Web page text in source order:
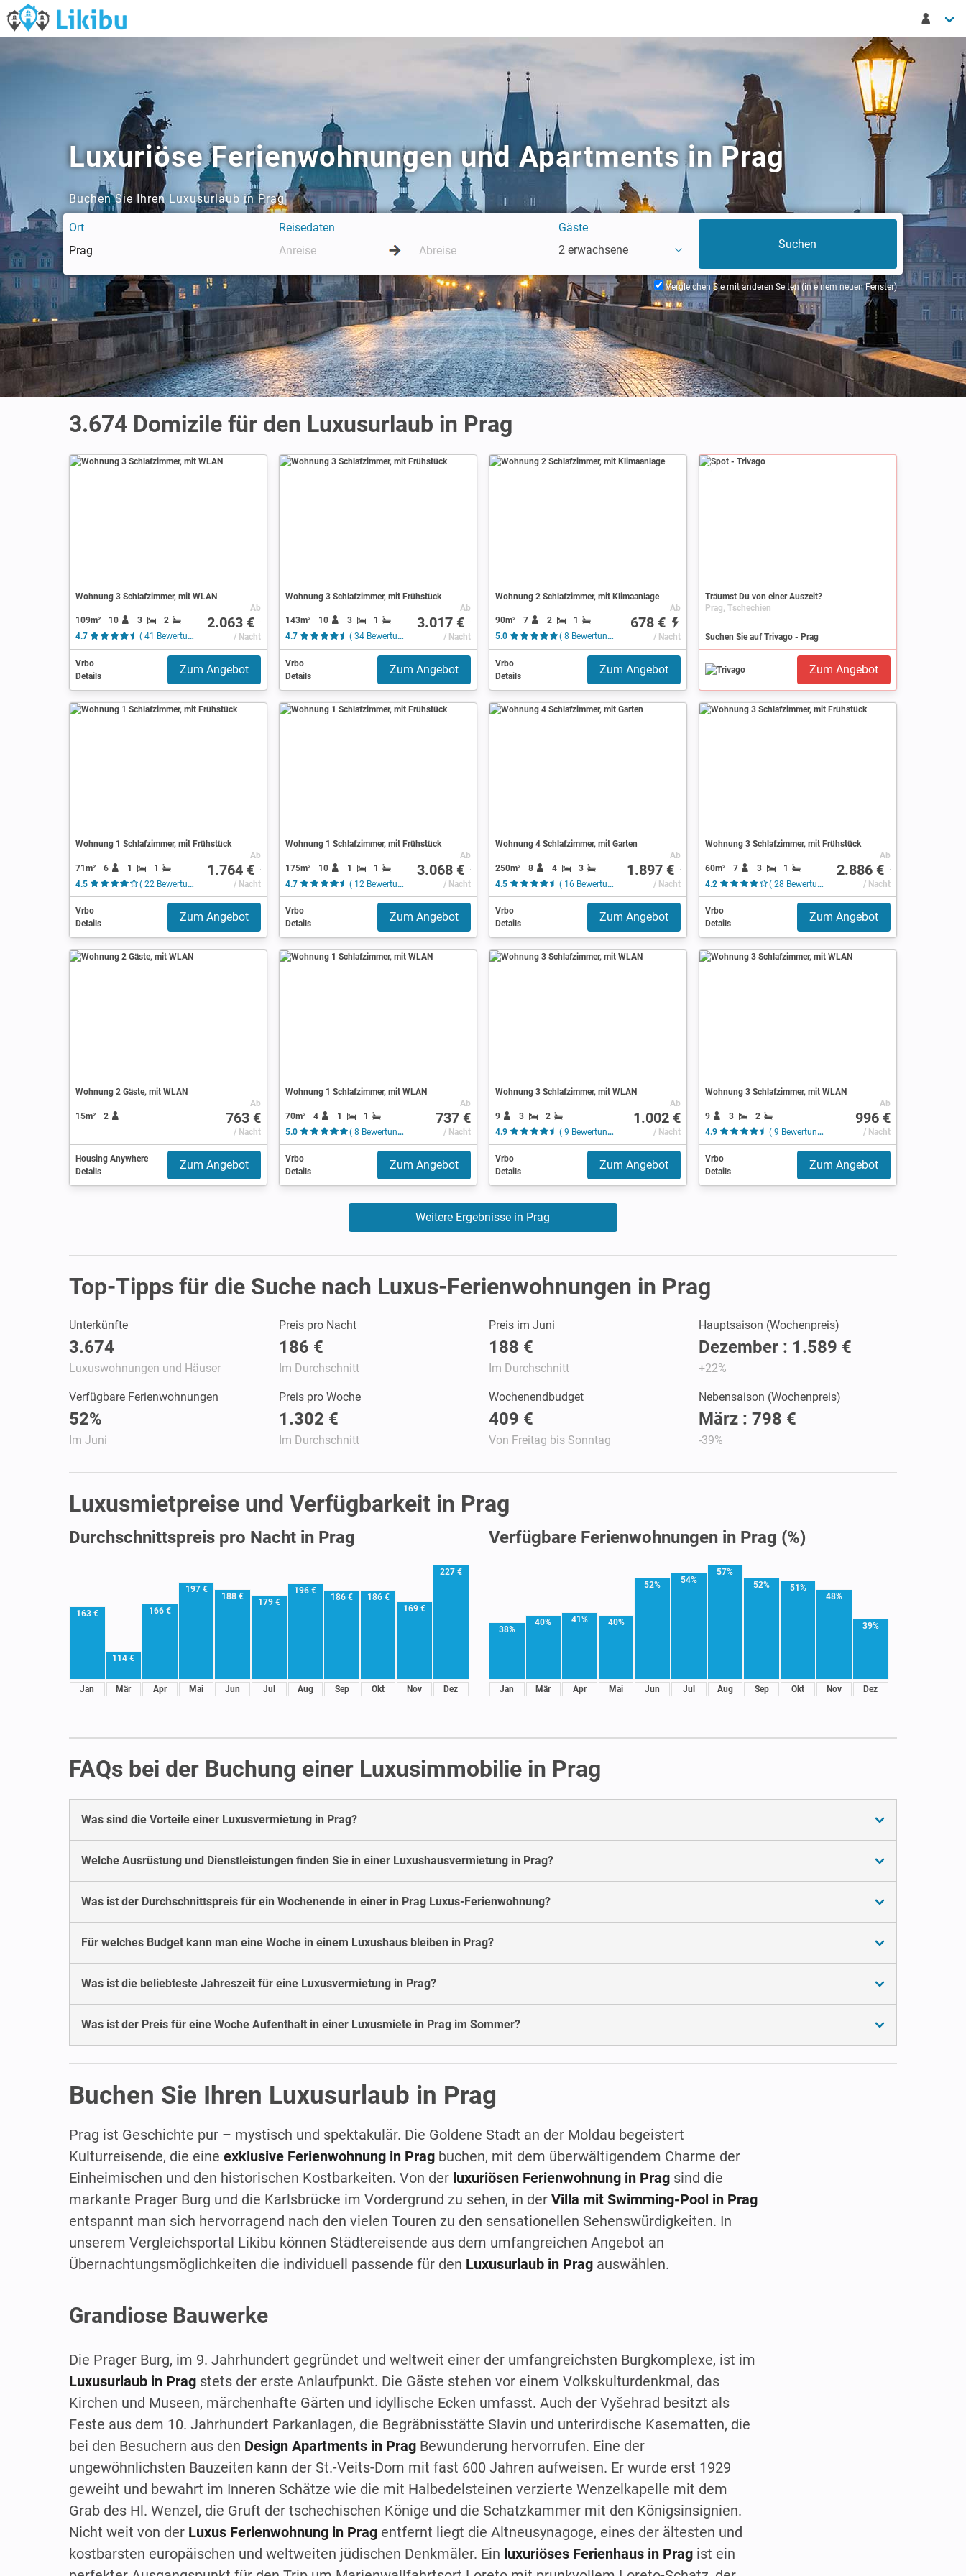
Luxuriöse Ferienwohnungen und Apartments in Prag
Buchen Sie Ihren Luxusurlaub in Prag
Ort Reisedaten
Gäste
2 erwachsene
Vergleichen Sie mit anderen Seiten (in einem neuen Fenster)
3.674 Domizile für den Luxusurlaub in Prag
Wohnung 3 Schlafzimmer, mit WLAN
109m² 10 3
2
4.7
( 41 Bewertungen )
Ab
2.063 €
/ Nacht
Vrbo
Details
Zum Angebot
Wohnung 3 Schlafzimmer, mit Frühstück
143m² 10 3
1
4.7
( 34 Bewertungen )
Ab
3.017 €
/ Nacht
Vrbo
Details
Zum Angebot
Wohnung 2 Schlafzimmer, mit Klimaanlage
90m² 7 2
1
5.0
( 8 Bewertungen )
Ab
678 €
/ Nacht
Vrbo
Details
Zum Angebot
Spot
Träumst Du von einer Auszeit?
Prag, Tschechien
Suchen Sie auf Trivago - Prag
Zum Angebot
Wohnung 1 Schlafzimmer, mit Frühstück
71m² 6 1
1
4.5
( 22 Bewertungen )
Ab
1.764 €
/ Nacht
Vrbo
Details
Zum Angebot
Wohnung 1 Schlafzimmer, mit Frühstück
175m² 10 1
1
4.7
( 12 Bewertungen )
Ab
3.068 €
/ Nacht
Vrbo
Details
Zum Angebot
Wohnung 4 Schlafzimmer, mit Garten
250m² 8 4
3
4.5
( 16 Bewertungen )
Ab
1.897 €
/ Nacht
Vrbo
Details
Zum Angebot
Wohnung 3 Schlafzimmer, mit Frühstück
60m² 7 3
1
4.2
( 28 Bewertungen )
Ab
2.886 €
/ Nacht
Vrbo
Details
Zum Angebot
Wohnung 2 Gäste, mit WLAN
15m² 2
Ab
763 €
/ Nacht
Housing Anywhere
Details
Zum Angebot
Wohnung 1 Schlafzimmer, mit WLAN
70m² 4 1
1
5.0
( 8 Bewertungen )
Ab
737 €
/ Nacht
Vrbo
Details
Zum Angebot
Wohnung 3 Schlafzimmer, mit WLAN
9 3
2
4.9
( 9 Bewertungen )
Ab
1.002 €
/ Nacht
Vrbo
Details
Zum Angebot
Wohnung 3 Schlafzimmer, mit WLAN
9 3
2
4.9
( 9 Bewertungen )
Ab
996 €
/ Nacht
Vrbo
Details
Zum Angebot
Weitere Ergebnisse in Prag
Top-Tipps für die Suche nach Luxus-Ferienwohnungen in Prag
Unterkünfte
3.674
Luxuswohnungen und Häuser
Preis pro Nacht
186 €
Im Durchschnitt
Preis im Juni
188 €
Im Durchschnitt
Hauptsaison (Wochenpreis)
Dezember : 1.589 €
+22%
Verfügbare Ferienwohnungen
52%
Im Juni
Preis pro Woche
1.302 €
Im Durchschnitt
Wochenendbudget
409 €
Von Freitag bis Sonntag
Nebensaison (Wochenpreis)
März : 798 €
-39%
Luxusmietpreise und Verfügbarkeit in Prag
Durchschnittspreis pro Nacht in Prag
163 €
Jan
114 €
Mär
166 €
Apr
197 €
Mai
188 €
Jun
179 €
Jul
196 €
Aug
186 €
Sep
186 €
Okt
169 €
Nov
227 €
Dez
Verfügbare Ferienwohnungen in Prag (%)
38%
Jan
40%
Mär
41%
Apr
40%
Mai
52%
Jun
54%
Jul
57%
Aug
52%
Sep
51%
Okt
48%
Nov
39%
Dez
FAQs bei der Buchung einer Luxusimmobilie in Prag
Was sind die Vorteile einer Luxusvermietung in Prag?
Welche Ausrüstung und Dienstleistungen finden Sie in einer Luxushausvermietung in Prag?
Was ist der Durchschnittspreis für ein Wochenende in einer in Prag Luxus-Ferienwohnung?
Für welches Budget kann man eine Woche in einem Luxushaus bleiben in Prag?
Was ist die beliebteste Jahreszeit für eine Luxusvermietung in Prag?
Was ist der Preis für eine Woche Aufenthalt in einer Luxusmiete in Prag im Sommer?
Buchen Sie Ihren Luxusurlaub in Prag
Prag ist Geschichte pur – mystisch und spektakulär. Die Goldene Stadt an der Moldau begeistert
Kulturreisende, die eine exklusive Ferienwohnung in Prag buchen, mit dem überwältigendem Charme der
Einheimischen und den historischen Kostbarkeiten. Von der luxuriösen Ferienwohnung in Prag sind die
markante Prager Burg und die Karlsbrücke im Vordergrund zu sehen, in der Villa mit Swimming-Pool in Prag
entspannt man sich hervorragend nach den vielen Touren zu den sensationellen Sehenswürdigkeiten. In
unserem Vergleichsportal Likibu können Städtereisende aus dem umfangreichen Angebot an
Übernachtungsmöglichkeiten die individuell passende für den Luxusurlaub in Prag auswählen.
Grandiose Bauwerke
Die Prager Burg, im 9. Jahrhundert gegründet und weltweit einer der umfangreichsten Burgkomplexe, ist im
Luxusurlaub in Prag stets der erste Anlaufpunkt. Die Gäste stehen vor einem Volkskulturdenkmal, das
Kirchen und Museen, märchenhafte Gärten und idyllische Ecken umfasst. Auch der Vyšehrad besitzt als
Feste aus dem 10. Jahrhundert Parkanlagen, die Begräbnisstätte Slavin und unterirdische Kasematten, die
bei den Besuchern aus den Design Apartments in Prag Bewunderung hervorrufen. Eine der
ungewöhnlichsten Bauzeiten kann der St.-Veits-Dom mit fast 600 Jahren aufweisen. Er wurde erst 1929
geweiht und bewahrt im Inneren Schätze wie die mit Halbedelsteinen verzierte Wenzelkapelle mit dem
Grab des Hl. Wenzel, die Gruft der tschechischen Könige und die Schatzkammer mit den Königsinsignien.
Nicht weit von der Luxus Ferienwohnung in Prag entfernt liegt die Altneusynagoge, eines der ältesten und
kostbarsten europäischen und weltweiten jüdischen Denkmäler. Ein luxuriöses Ferienhaus in Prag ist ein